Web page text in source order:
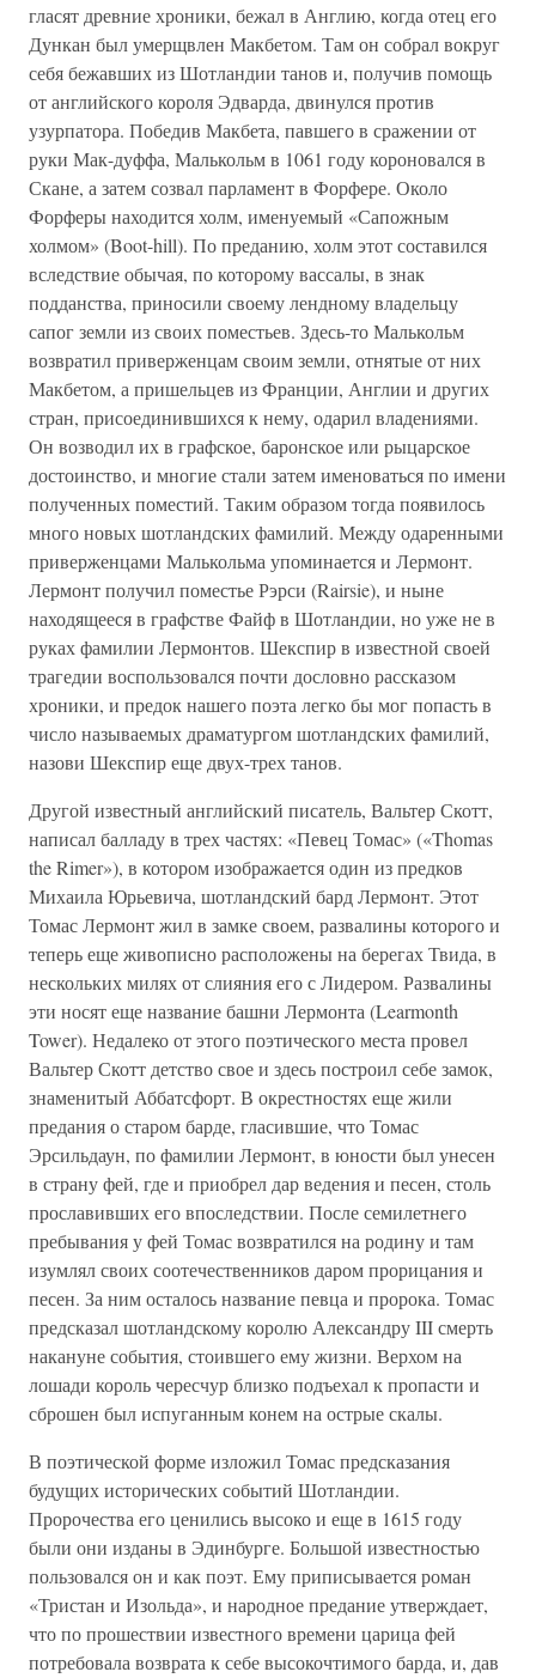
гласят древние хроники, бежал в Англию, когда отец его
Дункан был умерщвлен Макбетом. Там он собрал вокруг
себя бежавших из Шотландии танов и, получив помощь
от английского короля Эдварда, двинулся против
узурпатора. Победив Макбета, павшего в сражении от
руки Мак-дуффа, Малькольм в 1061 году короновался в
Скане, а затем созвал парламент в Форфере. Около
Форферы находится холм, именуемый «Сапожным
холмом» (Boot-hill). По преданию, холм этот составился
вследствие обычая, по которому вассалы, в знак
подданства, приносили своему лендному владельцу
сапог земли из своих поместьев. Здесь-то Малькольм
возвратил приверженцам своим земли, отнятые от них
Макбетом, а пришельцев из Франции, Англии и других
стран, присоединившихся к нему, одарил владениями.
Он возводил их в графское, баронское или рыцарское
достоинство, и многие стали затем именоваться по имени
полученных поместий. Таким образом тогда появилось
много новых шотландских фамилий. Между одаренными
приверженцами Малькольма упоминается и Лермонт.
Лермонт получил поместье Рэрси (Rairsie), и ныне
находящееся в графстве Файф в Шотландии, но уже не в
руках фамилии Лермонтов. Шекспир в известной своей
трагедии воспользовался почти дословно рассказом
хроники, и предок нашего поэта легко бы мог попасть в
число называемых драматургом шотландских фамилий,
назови Шекспир еще двух-трех танов.
Другой известный английский писатель, Вальтер Скотт,
написал балладу в трех частях: «Певец Томас» («Thomas
the Rimer»), в котором изображается один из предков
Михаила Юрьевича, шотландский бард Лермонт. Этот
Томас Лермонт жил в замке своем, развалины которого и
теперь еще живописно расположены на берегах Твида, в
нескольких милях от слияния его с Лидером. Развалины
эти носят еще название башни Лермонта (Learmonth
Tower). Недалеко от этого поэтического места провел
Вальтер Скотт детство свое и здесь построил себе замок,
знаменитый Аббатсфорт. В окрестностях еще жили
предания о старом барде, гласившие, что Томас
Эрсильдаун, по фамилии Лермонт, в юности был унесен
в страну фей, где и приобрел дар ведения и песен, столь
прославивших его впоследствии. После семилетнего
пребывания у фей Томас возвратился на родину и там
изумлял своих соотечественников даром прорицания и
песен. За ним осталось название певца и пророка. Томас
предсказал шотландскому королю Александру III смерть
накануне события, стоившего ему жизни. Верхом на
лошади король чересчур близко подъехал к пропасти и
сброшен был испуганным конем на острые скалы.
В поэтической форме изложил Томас предсказания
будущих исторических событий Шотландии.
Пророчества его ценились высоко и еще в 1615 году
были они изданы в Эдинбурге. Большой известностью
пользовался он и как поэт. Ему приписывается роман
«Тристан и Изольда», и народное предание утверждает,
что по прошествии известного времени царица фей
потребовала возврата к себе высокочтимого барда, и, дав